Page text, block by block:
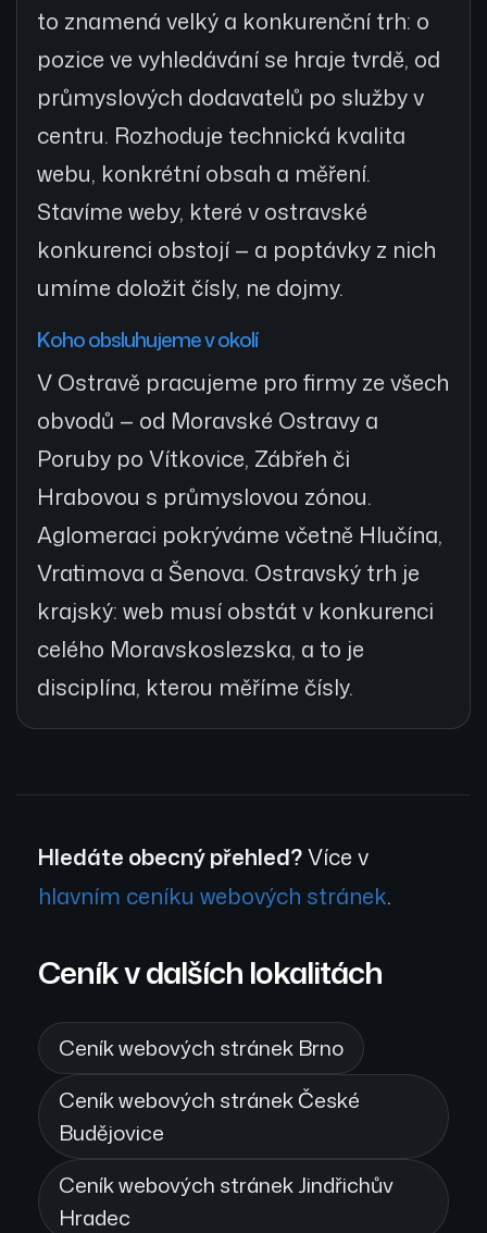
to znamená velký a konkurenční trh: o
pozice ve vyhledávání se hraje tvrdě, od
průmyslových dodavatelů po služby v
centru. Rozhodujе technická kvalita
webu, konkrétní obsah a měření.
Stavíme weby, které v ostravské
konkurenci obstojí — a poptávky z nich
umíme doložit čísly, ne dojmy.
Koho obsluhujeme v okolí
V Ostravě pracujeme pro firmy ze všech
obvodů — od Moravské Ostravy a
Poruby po Vítkovice, Zábřeh či
Hrabovou s průmyslovou zónou.
Aglomeraci pokrýváme včetně Hlučína,
Vratimova a Šenova. Ostravský trh je
krajský: web musí obstát v konkurenci
celého Moravskoslezska, a to je
disciplína, kterou měříme čísly.
Hledáte obecný přehled?Více v
hlavním ceníku webových stránek.
Ceník v dalších lokalitách
Ceník webových stránek Brno
Ceník webových stránek České
Budějovice
Ceník webových stránek Jindřichův
Hradec